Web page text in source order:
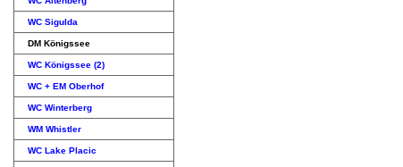
WC Sigulda
DM Königssee
WC Königssee (2)
WC + EM Oberhof
WC Winterberg
WM Whistler
WC Lake Placic